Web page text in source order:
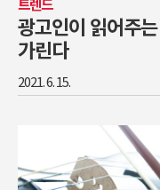
광고인이 읽어주
가린다
2021. 6. 15.